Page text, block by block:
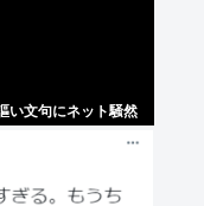
い文句にネット騒然